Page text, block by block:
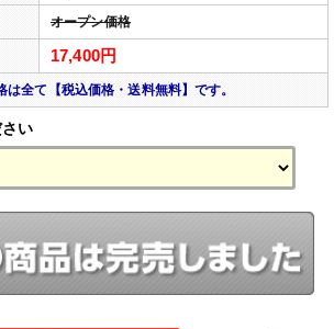
オープン価格
17,400円
は全て【税込価格・送料無料】です。
い